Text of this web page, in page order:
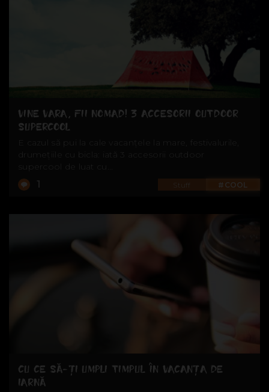
VINE VARA, FII NOMAD! 3 ACCESORII OUTDOOR
SUPERCOOL
E cazul să pui la cale vacanțele la mare, festivalurile,
drumețiile cu bicla: iată 3 accesorii outdoor
supercool de luat cu...
#COOL
Stuff
1
CU CE SĂ-ŢI UMPLI TIMPUL ÎN VACANŢA DE
IARNĂ